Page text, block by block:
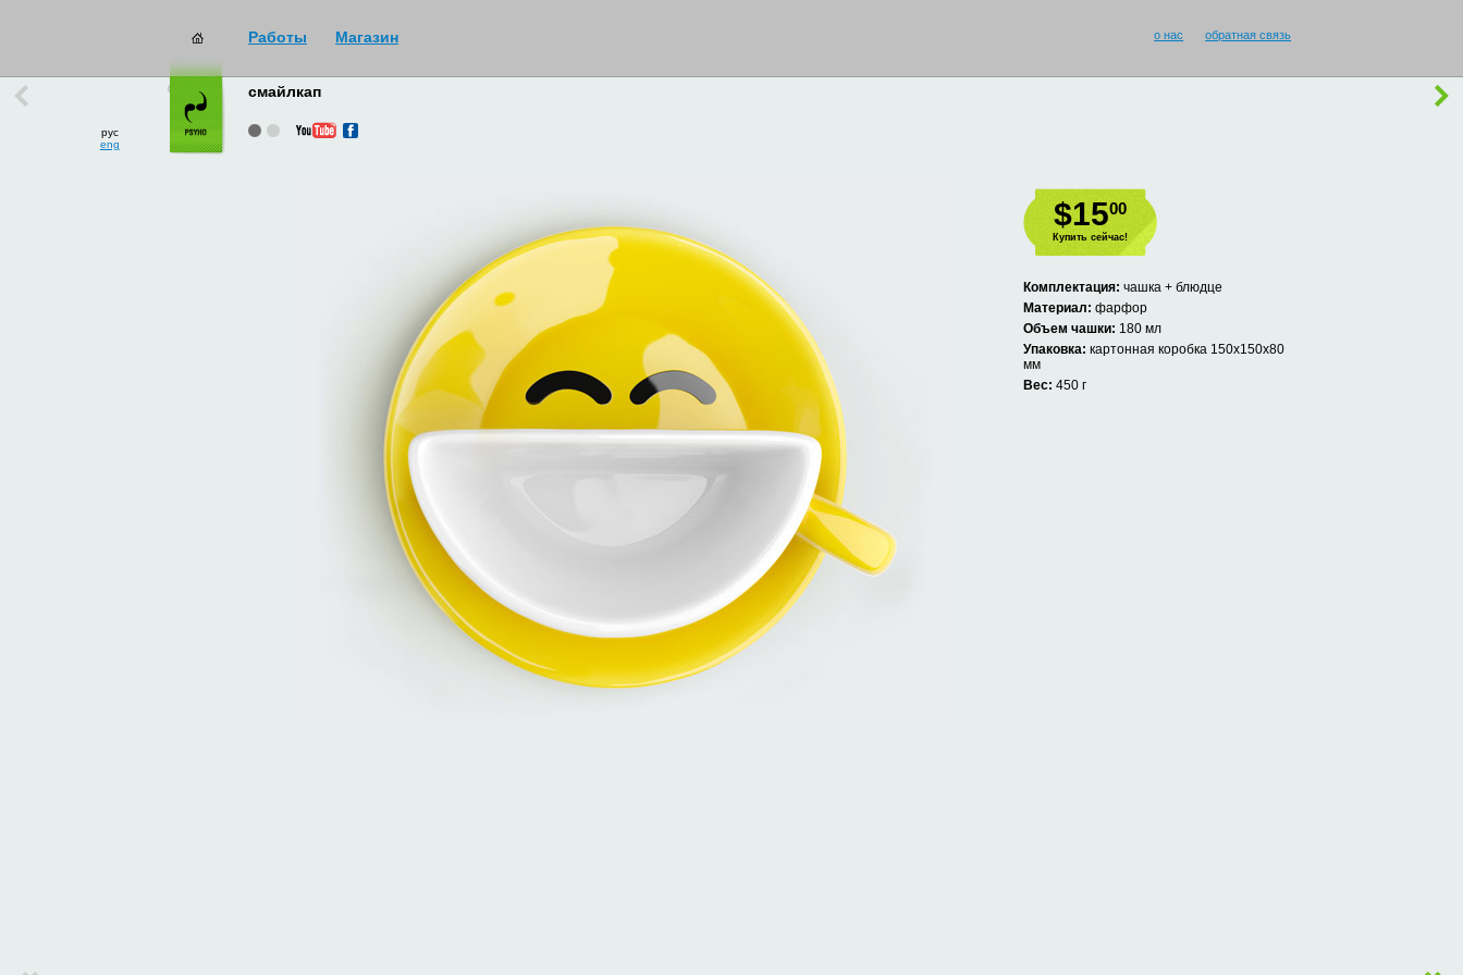
Работы Магазин обратная связь
о нас
рус
eng
смайлкап
$1500
Купить сейчас!
Комплектация: чашка + блюдце
Материал: фарфор
Объем чашки: 180 мл
Упаковка: картонная коробка 150х150х80
мм
Вес: 450 г